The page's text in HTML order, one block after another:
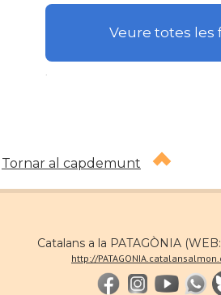
Veure totes les
Tornar al capdemunt
Catalans a la PATAGÒNIA
http://